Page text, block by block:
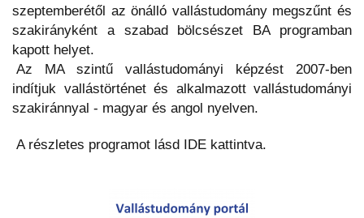
szeptemberétől az önálló vallástudomány megszűnt és
szakirányként a szabad bölcsészet BA programban
kapott helyet.
Az MA szintű vallástudományi képzést 2007-ben
indítjuk vallástörténet és alkalmazott vallástudományi
szakiránnyal - magyar és angol nyelven.
A részletes programot lásd IDE kattintva.